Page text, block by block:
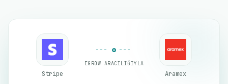
Stripe
EGROW ARACILIĞIYLA
Aramex